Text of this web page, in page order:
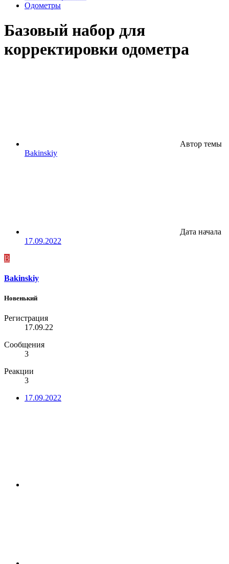
Одометры
Базовый набор для
корректировки одометра
Автор темы
Bakinskiy
Дата начала
17.09.2022
B
Bakinskiy
Новенький
Регистрация
17.09.22
Сообщения
3
Реакции
3
17.09.2022